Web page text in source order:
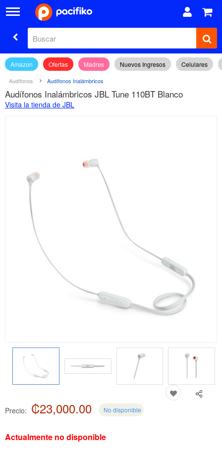
Amazon Ofertas Madres Nuevos Ingresos Celulares
Audífonos Audífonos Inalámbricos
Audífonos Inalámbricos JBL Tune 110BT Blanco
Visita la tienda de JBL
Precio: ₡23,000.00 No disponible
Actualmente no disponible